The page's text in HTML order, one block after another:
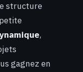
structure
,
gagnez en